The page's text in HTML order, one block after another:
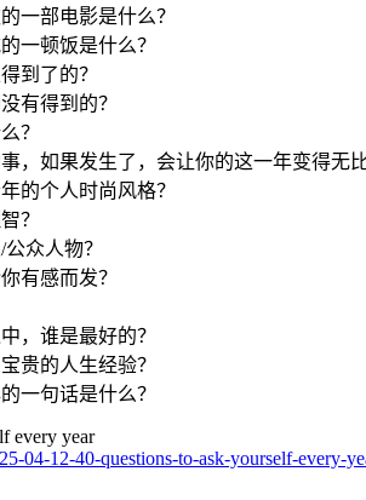
一部电影是什么？
一顿饭是什么？
到了的？
有得到的？
？
，如果发生了，会让你的这一年变得无
的个人时尚风格？
？
众人物？
有感而发？
，谁是最好的？
贵的人生经验？
一句话是什么？
every year
04-12-40-questions-to-ask-yourself-every-